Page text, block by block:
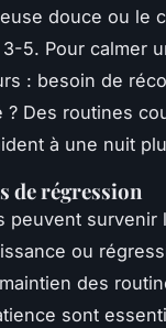
douce ou le
5. Pour calmer
: besoin de
? Des routines
à une nuit
de régression
peuvent survenir
ou
des
sont